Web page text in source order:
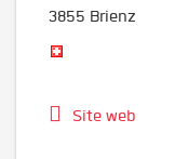
3855 Brienz
Site web